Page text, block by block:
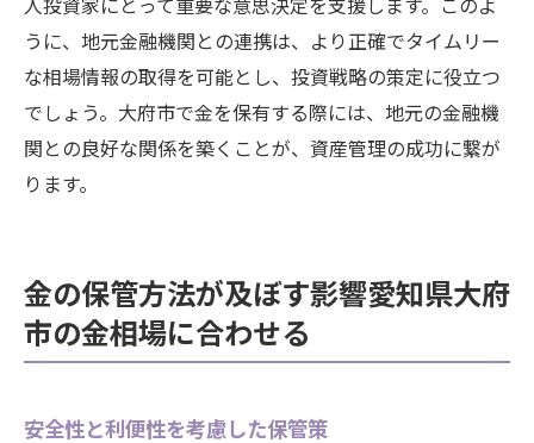
うに、地元金融機関との連携は、より正確でタイムリー
な相場情報の取得を可能とし、投資戦略の策定に役立つ
でしょう。大府市で金を保有する際には、地元の金融機
関との良好な関係を築くことが、資産管理の成功に繋が
ります。
金の保管方法が及ぼす影響愛知県大府
市の金相場に合わせる
安全性と利便性を考慮した保管策